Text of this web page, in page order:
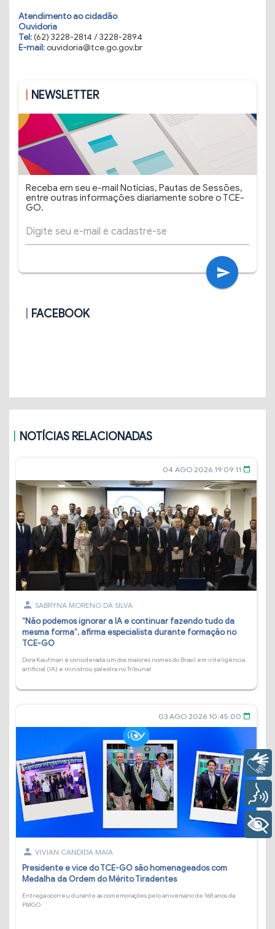
Atendimento ao cidadão
Ouvidoria
Tel:(62) 3228-2814 / 3228-2894
E-mail:ouvidoria@tce.go.gov.br
NEWSLETTER
Receba em seu e-mail Notícias, Pautas de Sessões,
entre outras informações diariamente sobre o TCE-
GO.
send
FACEBOOK
NOTÍCIAS RELACIONADAS
04 AGO 2026 19:09:11 calendar_today
person SABRYNA MORENO DA SILVA
“Não podemos ignorar a IA e continuar fazendo tudo da
mesma forma”, afirma especialista durante formação no
TCE-GO
Dora Kaufman é considerada um dos maiores nomes do Brasil em inteligência
artificial (IA) e ministrou palestra no Tribunal
03 AGO 2026 10:45:00 calendar_today
person VIVIAN CANDIDA MAIA
Presidente e vice do TCE-GO são homenageados com
Medalha da Ordem do Mérito Tiradentes
Entrega ocorreu durante as comemorações pelo aniversário de 168 anos da
PMGO
Libras
Voz
+ Acessibilidade